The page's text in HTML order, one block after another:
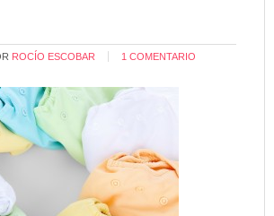
ROCÍO ESCOBAR 1 COMENTARIO